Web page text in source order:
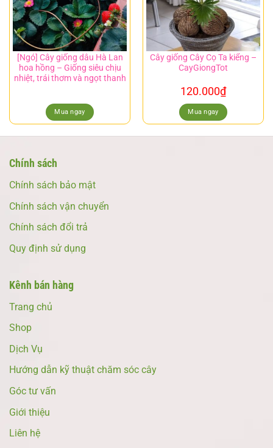
[Ngó] Cây giống dâu Hà Lan
hoa hồng – Giống siêu chịu
nhiệt, trái thơm và ngọt thanh
Mua ngay
Cây giống Cây Cọ Ta kiểng –
CayGiongTot
120.000₫
Mua ngay
Chính sách
Chính sách bảo mật
Chính sách vận chuyển
Chính sách đổi trả
Quy định sử dụng
Kênh bán hàng
Trang chủ
Shop
Dịch Vụ
Hướng dẫn kỹ thuật chăm sóc cây
Góc tư vấn
Giới thiệu
Liên hệ